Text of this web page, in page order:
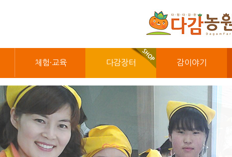
체험·교육 다감장터 감이야기